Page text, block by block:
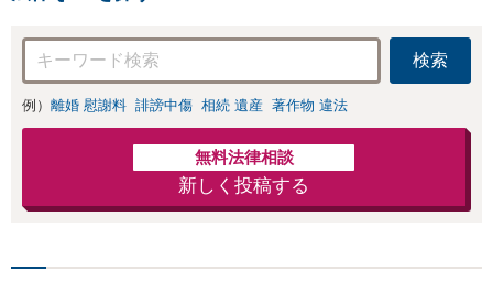
検索
例） 離婚 慰謝料 誹謗中傷 相続 遺産 著作物 違法
無料法律相談
新しく投稿する